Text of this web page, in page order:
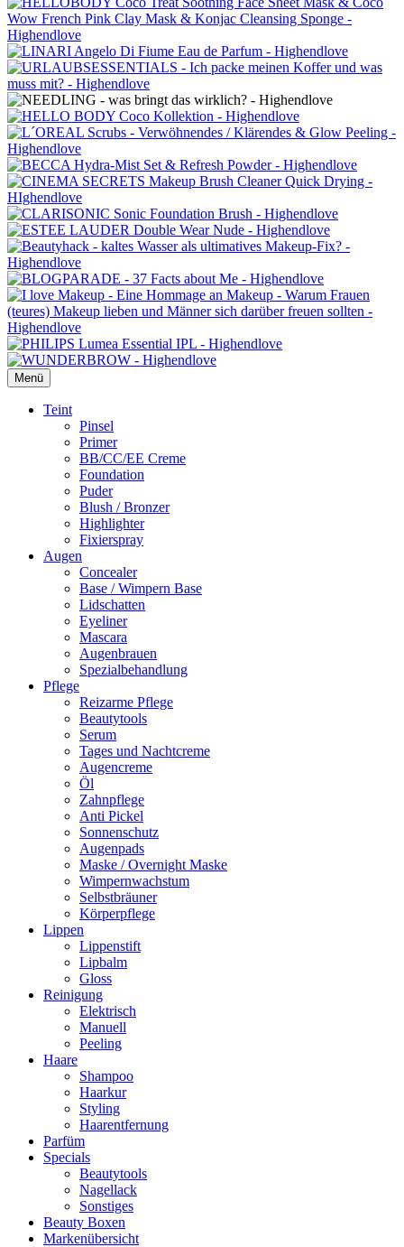
Menü
Primäres
Teint
Pinsel
Primer
BB/CC/EE Creme
Foundation
Puder
Blush / Bronzer
Highlighter
Fixierspray
Augen
Concealer
Base / Wimpern Base
Lidschatten
Eyeliner
Mascara
Augenbrauen
Spezialbehandlung
Pflege
Reizarme Pflege
Beautytools
Serum
Tages und Nachtcreme
Augencreme
Öl
Zahnpflege
Anti Pickel
Sonnenschutz
Augenpads
Maske / Overnight Maske
Wimpernwachstum
Selbstbräuner
Körperpflege
Lippen
Lippenstift
Lipbalm
Gloss
Reinigung
Elektrisch
Manuell
Peeling
Haare
Shampoo
Haarkur
Styling
Haarentfernung
Parfüm
Specials
Beautytools
Nagellack
Sonstiges
Beauty Boxen
Markenübersicht